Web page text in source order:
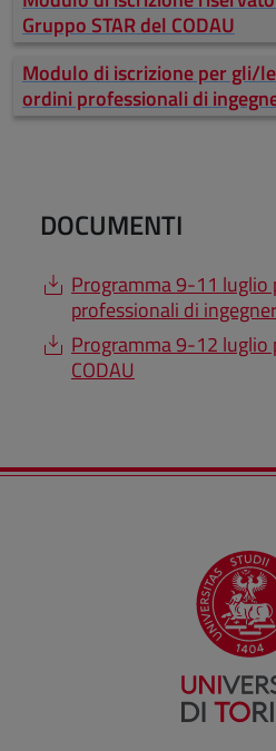
Gruppo STAR del CODAU
Modulo di iscrizione per gli/
ordini professionali di
DOCUMENTI
Programma 9-11
professionali di
Programma 9-12 luglio
CODAU